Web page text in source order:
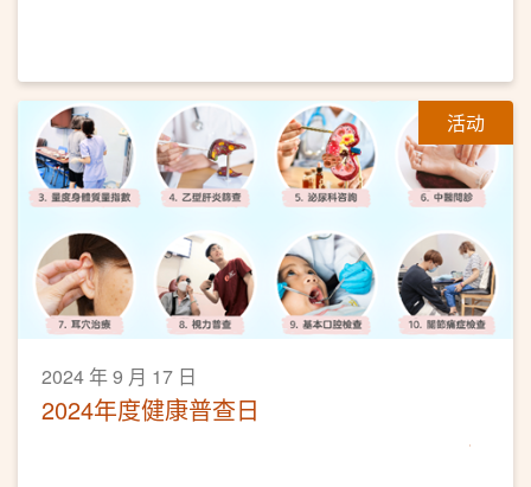
活动
2024 年 9 月 17 日
2024年度健康普查日